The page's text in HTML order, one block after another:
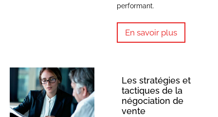
performant.
En savoir plus
Les stratégies et
tactiques de la
négociation de
vente